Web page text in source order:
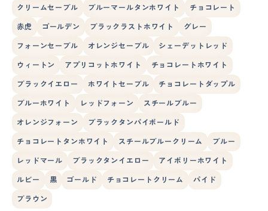
クリームセーブル ブルーマールタンホワイト チョコレート
赤虎 ゴールデン ブラックラストホワイト グレー
フォーンセーブル オレンジセーブル シェーデットレッド
ウィートン アプリコットホワイト チョコレートホワイト
ブラックイエロー ホワイトセーブル チョコレートダップル
ブルーホワイト レッドフォーン スチールブルー
オレンジフォーン ブラックタンパイボールド
チョコレートタンホワイト スチールブルークリーム ブルー
レッドマール ブラックタンイエロー アイボリーホワイト
ルビー 黒 ゴールド チョコレートクリーム パイド
ブラウン